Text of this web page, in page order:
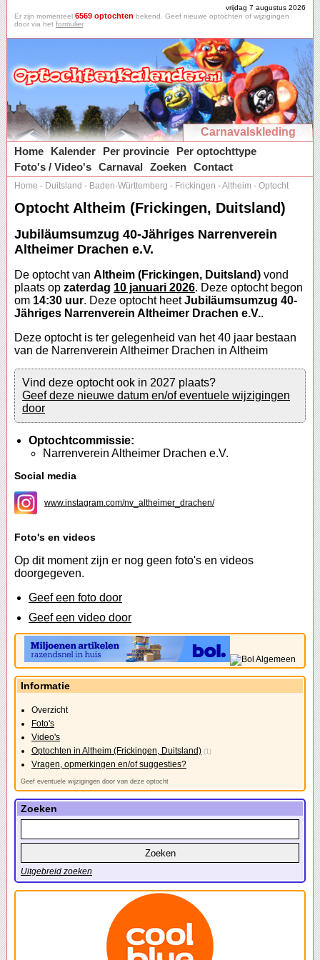
vrijdag 7 augustus 2026
Er zijn momenteel 6569 optochten bekend. Geef nieuwe optochten of wijzigingen
door via het formulier.
Carnavalskleding
Home
Kalender Per provincie
Per optochttype
Foto's / Video's Carnaval Zoeken Contact
Home - Duitsland - Baden-Württemberg - Frickingen -Altheim - Optocht
Optocht Altheim (Frickingen, Duitsland)
Jubiläumsumzug 40-Jähriges Narrenverein
Altheimer Drachen e.V.
De optocht van Altheim (Frickingen, Duitsland) vond
plaats op zaterdag 10 januari 2026. Deze optocht begon
om 14:30 uur. Deze optocht heetJubiläumsumzug 40-
Jähriges Narrenverein Altheimer Drachen e.V..
Deze optocht is ter gelegenheid van het 40 jaar bestaan
van de Narrenverein Altheimer Drachen in Altheim
Vind deze optocht ook in 2027 plaats?
Geef deze nieuwe datum en/of eventuele wijzigingen
door
Optochtcommissie:
Narrenverein Altheimer Drachen e.V.
Social media
www.instagram.com/nv_altheimer_drachen/
Foto's en videos
Op dit moment zijn er nog geen foto's en videos
doorgegeven.
Geef een foto door
Geef een video door
Informatie
Overzicht
Foto's
Video's
Optochten in Altheim (Frickingen, Duitsland) (1)
Vragen, opmerkingen en/of suggesties?
Geef eventuele wijzigingen door van deze optocht
Zoeken
Uitgebreid zoeken